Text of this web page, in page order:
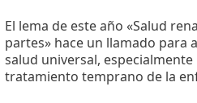
El lema de este año «Salud
partes» hace un llamado para
salud universal,
tratamiento temprano de la